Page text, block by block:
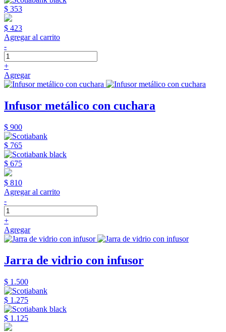
$ 353
$ 423
Agregar al carrito
-
+
Agregar
Infusor metálico con cuchara
$ 900
$ 765
$ 675
$ 810
Agregar al carrito
-
+
Agregar
Jarra de vidrio con infusor
$ 1.500
$ 1.275
$ 1.125